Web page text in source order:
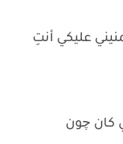
عليكي أنتِ
كان چون